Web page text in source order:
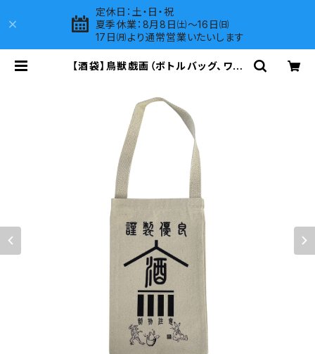
定休日：土・日・祝
夏季休業：8月8日㈯～16日㈰
17日㈪より通常営業いたいします
【酒袋】鳥獣戯画（ボトルバッグ、ワイ